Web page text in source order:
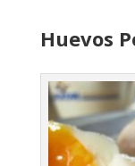
Huevos